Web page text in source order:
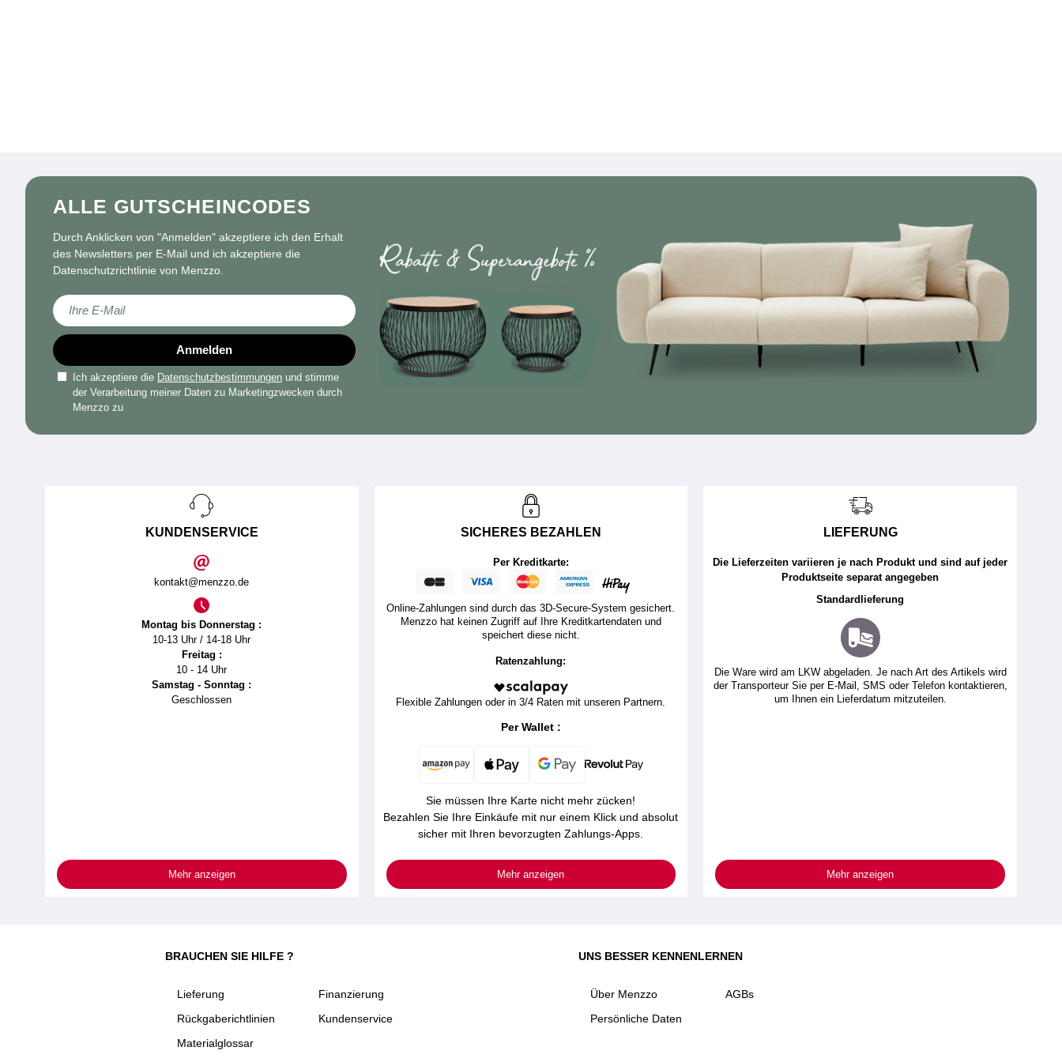
ALLE GUTSCHEINCODES
Durch Anklicken von "Anmelden" akzeptiere ich den Erhalt
des Newsletters per E-Mail und ich akzeptiere die
Datenschutzrichtlinie von Menzzo.
Melden Sie sich für unseren Newsletter an:
Anmelden
Ich akzeptiere die Datenschutzbestimmungen und stimme
der Verarbeitung meiner Daten zu Marketingzwecken durch
Menzzo zu
KUNDENSERVICE
kontakt@menzzo.de
Montag bis Donnerstag :
10-13 Uhr / 14-18 Uhr
Freitag :
10 - 14 Uhr
Samstag - Sonntag :
Geschlossen
Mehr anzeigen
SICHERES BEZAHLEN
Per Kreditkarte:
Online-Zahlungen sind durch das 3D-Secure-System gesichert.
Menzzo hat keinen Zugriff auf Ihre Kreditkartendaten und
speichert diese nicht.
Ratenzahlung:
Flexible Zahlungen oder in 3/4 Raten mit unseren Partnern.
Per Wallet :
Sie müssen Ihre Karte nicht mehr zücken!
Bezahlen Sie Ihre Einkäufe mit nur einem Klick und absolut
sicher mit Ihren bevorzugten Zahlungs-Apps.
Mehr anzeigen
LIEFERUNG
Die Lieferzeiten variieren je nach Produkt und sind auf jeder
Produktseite separat angegeben
Standardlieferung
Die Ware wird am LKW abgeladen. Je nach Art des Artikels wird
der Transporteur Sie per E-Mail, SMS oder Telefon kontaktieren,
um Ihnen ein Lieferdatum mitzuteilen.
Mehr anzeigen
BRAUCHEN SIE HILFE ?
Lieferung
Rückgaberichtlinien
Materialglossar
Finanzierung
Kundenservice
UNS BESSER KENNENLERNEN
Über Menzzo
Persönliche Daten
AGBs